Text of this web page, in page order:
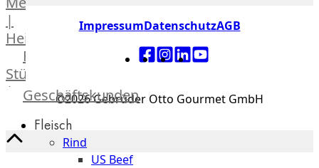
|
Heinsberg
Feinkost
Stüttgen
|
Düsseldorf
The
Meat
Geschäftskunden
Fleisch
Rind
US Beef
ImpressumDatenschutzAGB
©2026 Gebrüder Otto Gourmet GmbH